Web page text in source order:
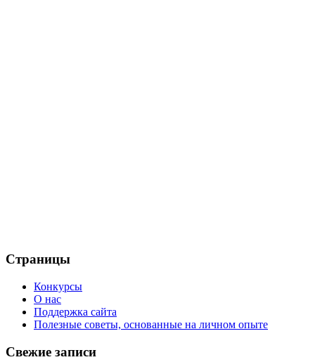
Страницы
Конкурсы
О нас
Поддержка сайта
Полезные советы, основанные на личном опыте
Свежие записи